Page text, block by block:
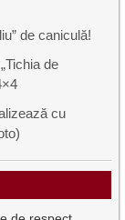
de caniculă!
de
cu